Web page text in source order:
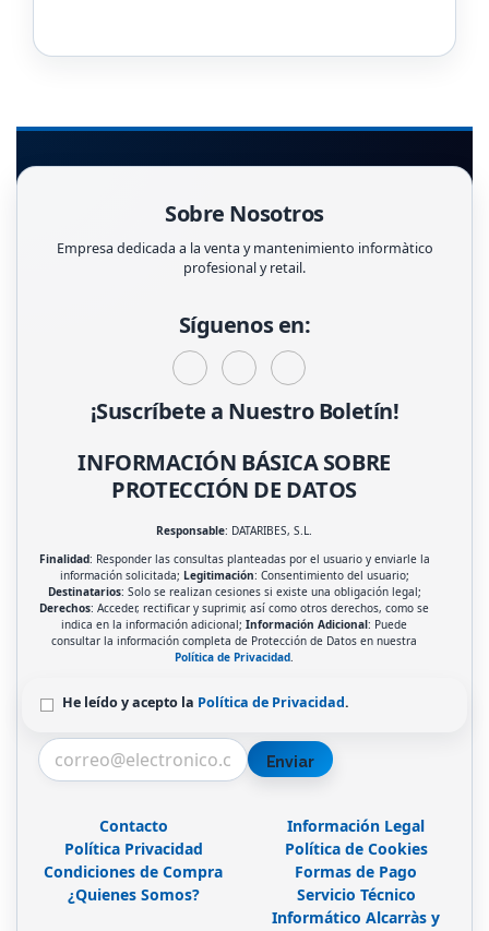
Sobre Nosotros
Empresa dedicada a la venta y mantenimiento informàtico
profesional y retail.
Síguenos en:
¡Suscríbete a Nuestro Boletín!
INFORMACIÓN BÁSICA SOBRE
PROTECCIÓN DE DATOS
Responsable: DATARIBES, S.L.
Finalidad: Responder las consultas planteadas por el usuario y enviarle la
información solicitada; Legitimación: Consentimiento del usuario;
Destinatarios: Solo se realizan cesiones si existe una obligación legal;
Derechos: Acceder, rectificar y suprimir, así como otros derechos, como se
indica en la información adicional;Información Adicional: Puede
consultar la información completa de Protección de Datos en nuestra
Política de Privacidad
He leído y acepto la Política de Privacidad.
Enviar
Contacto
Información Legal
Política Privacidad
Política de Cookies
Condiciones de Compra
Formas de Pago
¿Quienes Somos?
Servicio Técnico
Informático Alcarràs y